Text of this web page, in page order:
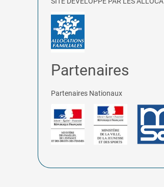
Partenaires
Partenaires Nationaux